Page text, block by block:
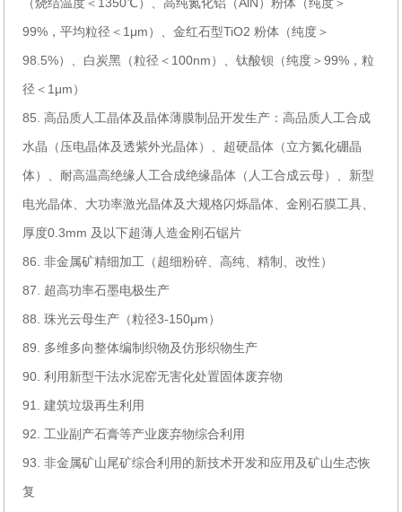
99%，平均粒径＜1μm）、金红石型TiO2 粉体（纯度＞
98.5%）、白炭黑（粒径＜100nm）、钛酸钡（纯度＞99%，粒
径＜1μm）
85. 高品质人工晶体及晶体薄膜制品开发生产：高品质人工合成
水晶（压电晶体及透紫外光晶体）、超硬晶体（立方氮化硼晶
体）、耐高温高绝缘人工合成绝缘晶体（人工合成云母）、新型
电光晶体、大功率激光晶体及大规格闪烁晶体、金刚石膜工具、
厚度0.3mm 及以下超薄人造金刚石锯片
86. 非金属矿精细加工（超细粉碎、高纯、精制、改性）
87. 超高功率石墨电极生产
88. 珠光云母生产（粒径3-150μm）
89. 多维多向整体编制织物及仿形织物生产
90. 利用新型干法水泥窑无害化处置固体废弃物
91. 建筑垃圾再生利用
92. 工业副产石膏等产业废弃物综合利用
93. 非金属矿山尾矿综合利用的新技术开发和应用及矿山生态恢
复